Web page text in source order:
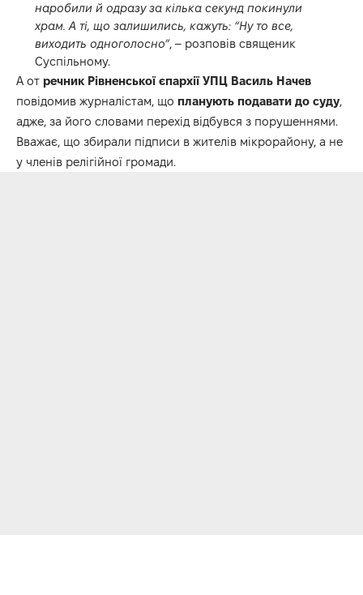
наробили й одразу за кілька секунд покинули
храм. А ті, що залишились, кажуть: “Ну то все,
виходить одноголосно”, – розповів священик
Суспільному.
А от речник Рівненської єпархії УПЦ Василь Начев
повідомив журналістам, що планують подавати до суду,
адже, за його словами перехід відбувся з порушеннями.
Вважає, що збирали підписи в жителів мікрорайону, а не
у членів релігійної громади.